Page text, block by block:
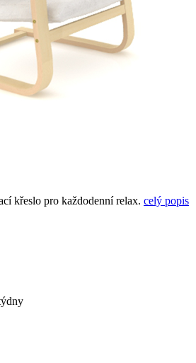
křeslo pro každodenní relax. celý popis